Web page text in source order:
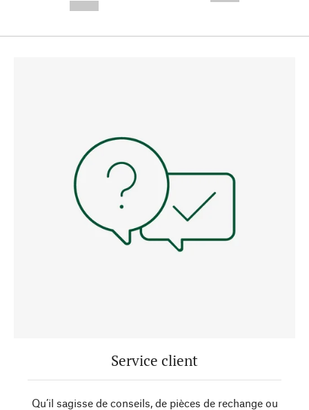
Service client
Qu’il sagisse de conseils, de pièces de rechange ou